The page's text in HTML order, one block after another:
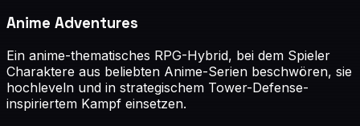
Anime Adventures
Ein anime-thematisches RPG-Hybrid, bei dem Spieler
Charaktere aus beliebten Anime-Serien beschwören, sie
hochleveln und in strategischem Tower-Defense-
inspiriertem Kampf einsetzen.